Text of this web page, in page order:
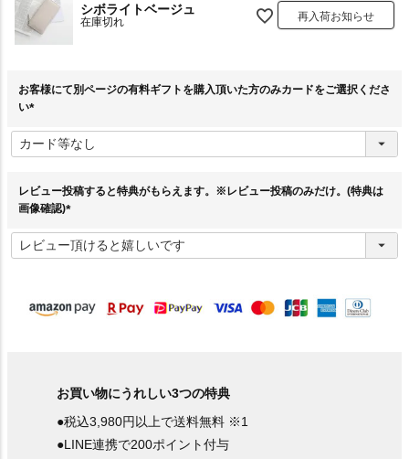
シボライトベージュ
在庫切れ 再入荷お知らせ
お客様にて別ページの有料ギフトを購入頂いた方のみカードをご選択くださ
い
必
須
レビュー投稿すると特典がもらえます。※レビュー投稿のみだけ。(特典は
画像確認)
必
須
お買い物にうれしい3つの特典
●税込3,980円以上で送料無料 ※1
●LINE連携で200ポイント付与